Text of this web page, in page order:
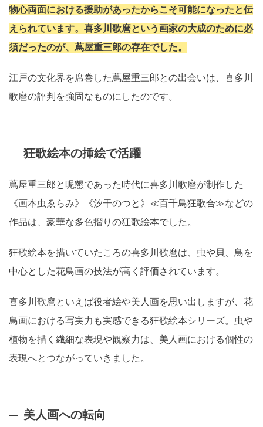
物心両面における援助があったからこそ可能になったと伝
えられています。喜多川歌麿という画家の大成のために必
須だったのが、蔦屋重三郎の存在でした。
江戸の文化界を席巻した蔦屋重三郎との出会いは、喜多川
歌麿の評判を強固なものにしたのです。
狂歌絵本の挿絵で活躍
蔦屋重三郎と昵懇であった時代に喜多川歌麿が制作した
《画本虫ゑらみ》《汐干のつと》≪百千鳥狂歌合≫などの
作品は、豪華な多色摺りの狂歌絵本でした。
狂歌絵本を描いていたころの喜多川歌麿は、虫や貝、鳥を
中心とした花鳥画の技法が高く評価されています。
喜多川歌麿といえば役者絵や美人画を思い出しますが、花
鳥画における写実力も実感できる狂歌絵本シリーズ。虫や
植物を描く繊細な表現や観察力は、美人画における個性の
表現へとつながっていきました。
美人画への転向